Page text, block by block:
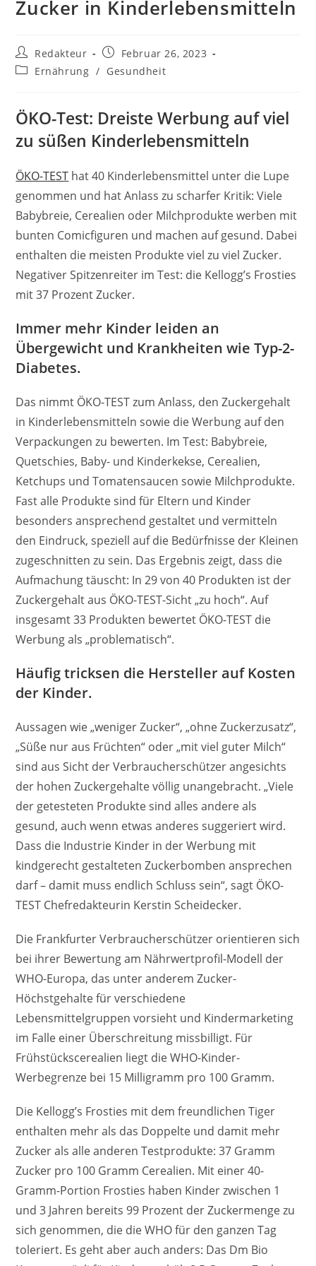
Zucker in Kinderlebensmitteln
Beitrags-
Autor:
Redakteur
Beitrag
veröffentlicht:
Februar 26, 2023
Beitrags-
Ernährung / Gesundheit
ÖKO-Test: Dreiste Werbung auf viel
zu süßen Kinderlebensmitteln
ÖKO-TEST hat 40 Kinderlebensmittel unter die Lupe
genommen und hat Anlass zu scharfer Kritik: Viele
Babybreie, Cerealien oder Milchprodukte werben mit
bunten Comicfiguren und machen auf gesund. Dabei
enthalten die meisten Produkte viel zu viel Zucker.
Negativer Spitzenreiter im Test: die Kellogg’s Frosties
mit 37 Prozent Zucker.
Immer mehr Kinder leiden an
Übergewicht und Krankheiten wie Typ-2-
Diabetes.
Das nimmt ÖKO-TEST zum Anlass, den Zuckergehalt
in Kinderlebensmitteln sowie die Werbung auf den
Verpackungen zu bewerten. Im Test: Babybreie,
Quetschies, Baby- und Kinderkekse, Cerealien,
Ketchups und Tomatensaucen sowie Milchprodukte.
Fast alle Produkte sind für Eltern und Kinder
besonders ansprechend gestaltet und vermitteln
den Eindruck, speziell auf die Bedürfnisse der Kleinen
zugeschnitten zu sein. Das Ergebnis zeigt, dass die
Aufmachung täuscht: In 29 von 40 Produkten ist der
Zuckergehalt aus ÖKO-TEST-Sicht „zu hoch“. Auf
insgesamt 33 Produkten bewertet ÖKO-TEST die
Werbung als „problematisch“.
Häufig tricksen die Hersteller auf Kosten
der Kinder.
Aussagen wie „weniger Zucker“, „ohne Zuckerzusatz“,
„Süße nur aus Früchten“ oder „mit viel guter Milch“
sind aus Sicht der Verbraucherschützer angesichts
der hohen Zuckergehalte völlig unangebracht. „Viele
der getesteten Produkte sind alles andere als
gesund, auch wenn etwas anderes suggeriert wird.
Dass die Industrie Kinder in der Werbung mit
kindgerecht gestalteten Zuckerbomben ansprechen
darf – damit muss endlich Schluss sein“, sagt ÖKO-
TEST Chefredakteurin Kerstin Scheidecker.
Die Frankfurter Verbraucherschützer orientieren sich
bei ihrer Bewertung am Nährwertprofil-Modell der
WHO-Europa, das unter anderem Zucker-
Höchstgehalte für verschiedene
Lebensmittelgruppen vorsieht und Kindermarketing
im Falle einer Überschreitung missbilligt. Für
Frühstückscerealien liegt die WHO-Kinder-
Werbegrenze bei 15 Milligramm pro 100 Gramm.
Die Kellogg’s Frosties mit dem freundlichen Tiger
enthalten mehr als das Doppelte und damit mehr
Zucker als alle anderen Testprodukte: 37 Gramm
Zucker pro 100 Gramm Cerealien. Mit einer 40-
Gramm-Portion Frosties haben Kinder zwischen 1
und 3 Jahren bereits 99 Prozent der Zuckermenge zu
sich genommen, die die WHO für den ganzen Tag
toleriert. Es geht aber auch anders: Das Dm Bio